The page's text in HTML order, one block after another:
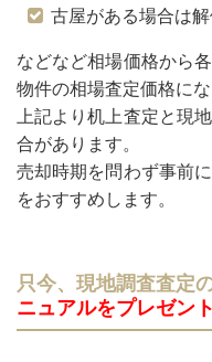
古屋がある場合は
などなど相場価格から
物件の相場査定価格にな
上記より机上査定と現
合があります。
売却時期を問わず事前
をおすすめします。
只今、現地調査査定
ニュアルをプレゼント